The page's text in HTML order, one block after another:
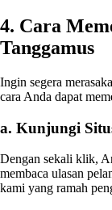
4. Cara
Tanggamus
Ingin segera
cara Anda dapat
a. Kunjungi
Dengan sekali klik,
membaca ulasan
kami yang ramah